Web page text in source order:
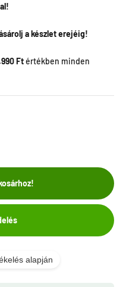
a készlet erejéig!
Ftértékben minden
alapján